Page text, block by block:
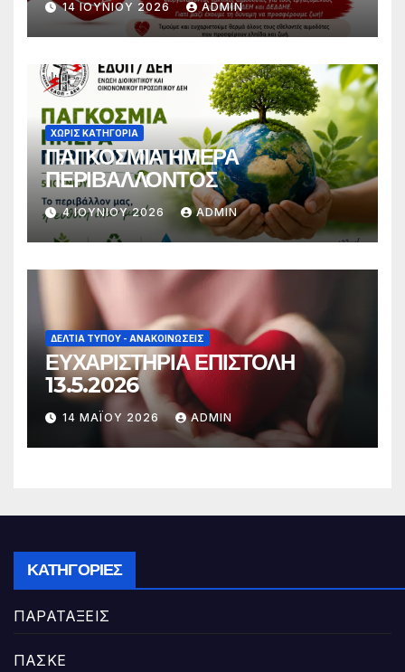
14 ΙΟΥΝΊΟΥ 2026 ADMIN
ΧΩΡΊΣ ΚΑΤΗΓΟΡΊΑ
ΠΑΓΚΟΣΜΙΑ ΗΜΕΡΑ
ΠΕΡΙΒΑΛΛΟΝΤΟΣ
4 ΙΟΥΝΊΟΥ 2026 ADMIN
ΔΕΛΤΊΑ ΤΎΠΟΥ - ΑΝΑΚΟΙΝΏΣΕΙΣ
ΕΥΧΑΡΙΣΤΗΡΙΑ ΕΠΙΣΤΟΛΗ
13.5.2026
14 ΜΑΪ́ΟΥ 2026 ADMIN
ΚΑΤΗΓΟΡΊΕΣ
ΠΑΡΑΤΑΞΕΙΣ
ΠΑΣΚΕ